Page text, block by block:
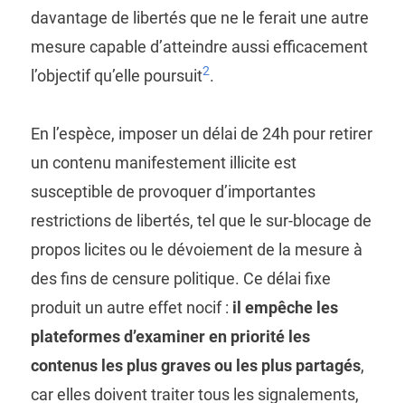
davantage de libertés que ne le ferait une autre
mesure capable d’atteindre aussi efficacement
l’objectif qu’elle poursuit2.
En l’espèce, imposer un délai de 24h pour retirer
un contenu manifestement illicite est
susceptible de provoquer d’importantes
restrictions de libertés, tel que le sur-blocage de
propos licites ou le dévoiement de la mesure à
des fins de censure politique. Ce délai fixe
produit un autre effet nocif : il empêche les
plateformes d’examiner en priorité les
contenus les plus graves ou les plus partagés,
car elles doivent traiter tous les signalements,